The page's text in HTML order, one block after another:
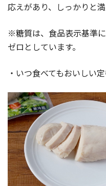
応えがあり、しっかりと満
※糖質は、食品表示基準
ゼロとしています。
・いつ食べてもおいしい